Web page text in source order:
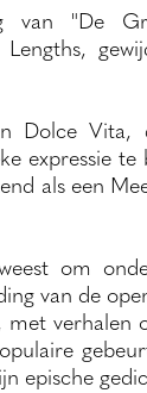
van "De
Dolce Vita,
expressie te
als een
om
van de
verhalen
epische